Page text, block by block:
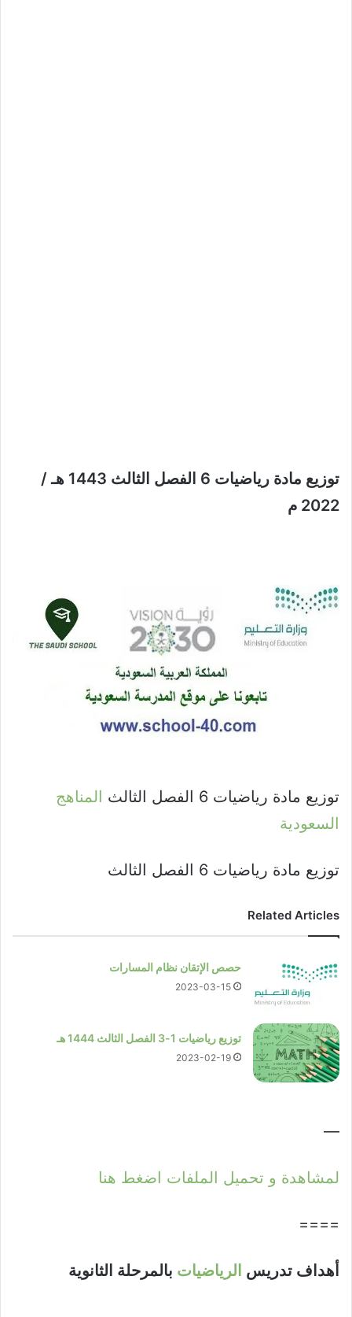
توزيع مادة رياضيات 6 الفصل الثالث 1443 هـ /
2022 م
توزيع مادة رياضيات 6 الفصل الثالث
المناهج
السعودية
توزيع مادة رياضيات 6 الفصل الثالث
Related Articles
حصص الإتقان نظام المسارات
2023-03-15
توزيع رياضيات 1-3 الفصل الثالث 1444 هـ
2023-02-19
—
لمشاهدة و تحميل الملفات اضغط هنا
====
أهداف تدريس الرياضيات بالمرحلة الثانوية